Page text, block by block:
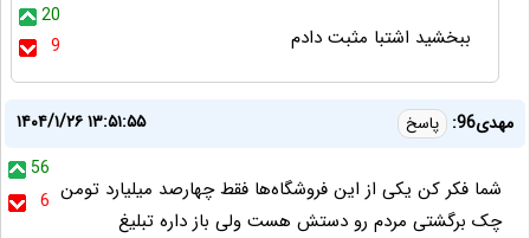
20
9
ببخشید اشتبا مثبت دادم
مهدی96: پاسخ
۱۴۰۴/۱/۲۶ ۱۳:۵۱:۵۵
56
6 شما فکر کن یکی از این فروشگاه‌ها فقط چهارصد میلیارد تومن
چک برگشتی مردم رو دستش هست ولی باز داره تبلیغ